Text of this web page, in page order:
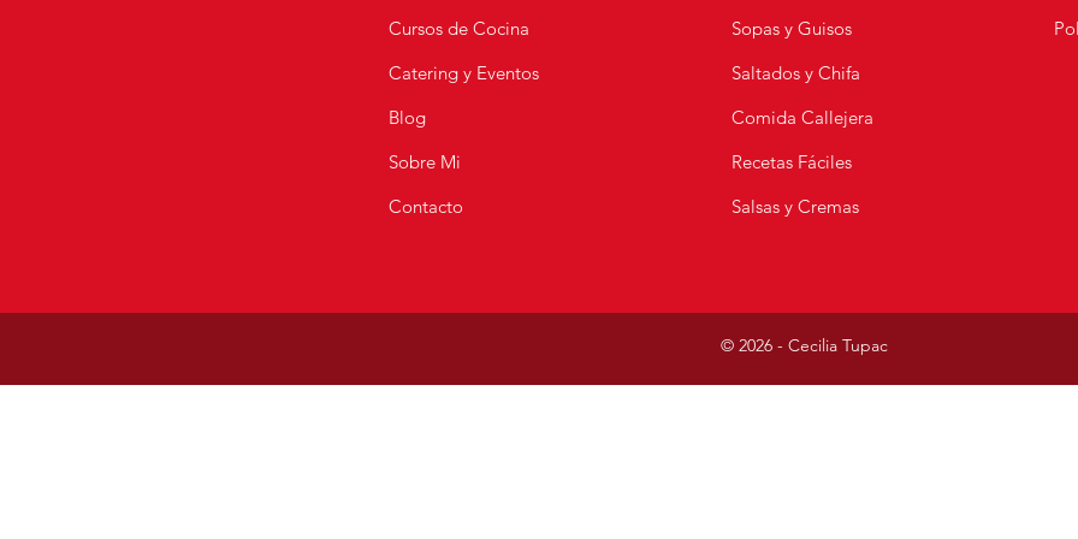
Cursos de Cocina
Catering y Eventos
Blog
Sobre Mi
Contacto
Sopas y Guisos
Saltados y Chifa
Comida Callejera
Recetas Fáciles
Salsas y Cremas
© 2026 - Cecilia Tupac